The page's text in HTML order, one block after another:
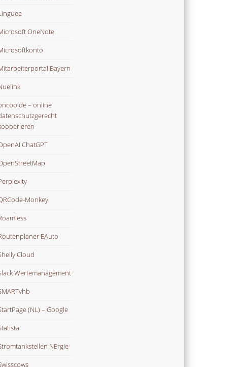
OneNote
Bayern
– online
ChatGPT
Monkey
EAuto
Cloud
Wertemanagement
(NL) – Google
NErgie